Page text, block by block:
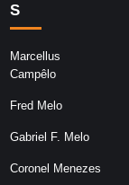
S
Marcellus
Campêlo
Fred Melo
Gabriel F. Melo
Coronel Menezes